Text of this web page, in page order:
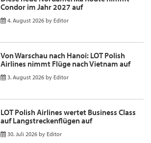
Condor im Jahr 2027 auf
4. August 2026 by Editor
Von Warschau nach Hanoi: LOT Polish
Airlines nimmt Flüge nach Vietnam auf
3. August 2026 by Editor
LOT Polish Airlines wertet Business Class
auf Langstreckenflügen auf
30. Juli 2026 by Editor